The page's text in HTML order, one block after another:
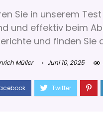
Sie in unserem
und effektiv beim
und finden Sie
Müller Juni 10, 2025